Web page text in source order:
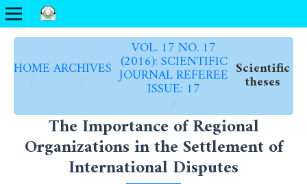
HOME
/
ARCHIVES
/
VOL. 17 NO. 17
(2016): SCIENTIFIC
JOURNAL REFEREE
ISSUE: 17
/
Scientific
theses
The Importance of Regional
Organizations in the Settlement of
International Disputes